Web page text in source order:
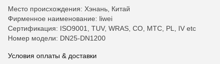
Место происхождения: Хэнань, Китай
Фирменное наименование: liwei
Сертификация: ISO9001, TUV, WRAS, CO, MTC, PL, IV etc
Номер модели: DN25-DN1200
Условия оплаты & доставки